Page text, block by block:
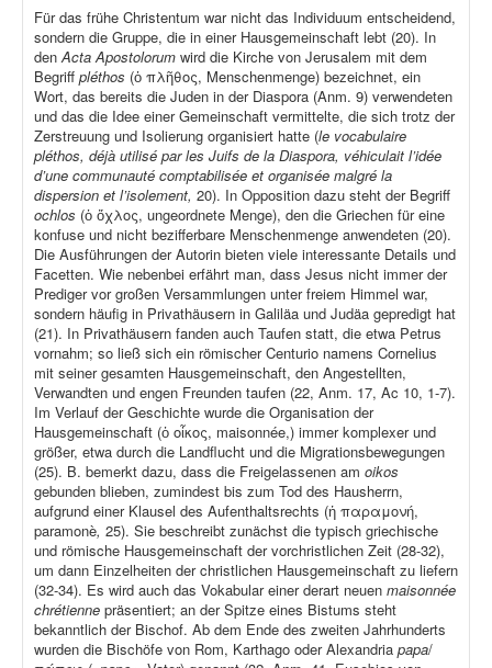
Für das frühe Christentum war nicht das Individuum entscheidend,
sondern die Gruppe, die in einer Hausgemeinschaft lebt (20). In
denActa Apostolorum wird die Kirche von Jerusalem mit dem
Begriff pléthos (ὁ πλῆθος, Menschenmenge) bezeichnet, ein
Wort, das bereits die Juden in der Diaspora (Anm. 9) verwendeten
und das die Idee einer Gemeinschaft vermittelte, die sich trotz der
Zerstreuung und Isolierung organisiert hatte (le vocabulaire
pléthos, déjà utilisé par les Juifs de la Diaspora, véhiculait l’idée
d’une communauté comptabilisée et organisée malgré la
dispersion et l’isolement, 20). In Opposition dazu steht der Begriff
ochlos (ὁ ὄχλος, ungeordnete Menge), den die Griechen für eine
konfuse und nicht bezifferbare Menschenmenge anwendeten (20).
Die Ausführungen der Autorin bieten viele interessante Details und
Facetten. Wie nebenbei erfährt man, dass Jesus nicht immer der
Prediger vor großen Versammlungen unter freiem Himmel war,
sondern häufig in Privathäusern in Galiläa und Judäa gepredigt hat
(21). In Privathäusern fanden auch Taufen statt, die etwa Petrus
vornahm; so ließ sich ein römischer Centurio namens Cornelius
mit seiner gesamten Hausgemeinschaft, den Angestellten,
Verwandten und engen Freunden taufen (22, Anm. 17, Ac 10, 1-7).
Im Verlauf der Geschichte wurde die Organisation der
Hausgemeinschaft (ὁ οἶκος, maisonnée,) immer komplexer und
größer, etwa durch die Landflucht und die Migrationsbewegungen
(25). B. bemerkt dazu, dass die Freigelassenen am oikos
gebunden blieben, zumindest bis zum Tod des Hausherrn,
aufgrund einer Klausel des Aufenthaltsrechts (ἡ παραμονή,
paramonè, 25). Sie beschreibt zunächst die typisch griechische
und römische Hausgemeinschaft der vorchristlichen Zeit (28-32),
um dann Einzelheiten der christlichen Hausgemeinschaft zu liefern
(32-34). Es wird auch das Vokabular einer derart neuen maisonnée
chrétienne präsentiert; an der Spitze eines Bistums steht
bekanntlich der Bischof. Ab dem Ende des zweiten Jahrhunderts
wurden die Bischöfe von Rom, Karthago oder Alexandria papa/